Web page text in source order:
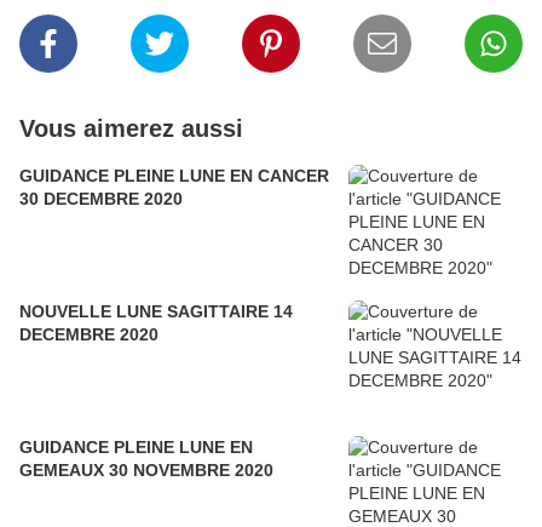
Vous aimerez aussi
GUIDANCE PLEINE LUNE EN CANCER
30 DECEMBRE 2020
NOUVELLE LUNE SAGITTAIRE 14
DECEMBRE 2020
GUIDANCE PLEINE LUNE EN
GEMEAUX 30 NOVEMBRE 2020